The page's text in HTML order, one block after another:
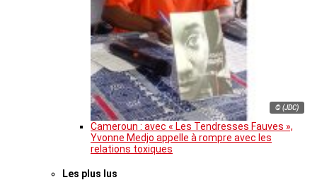
© (JDC)
Cameroun : avec « Les Tendresses Fauves »,
Yvonne Medjo appelle à rompre avec les
relations toxiques
Les plus lus